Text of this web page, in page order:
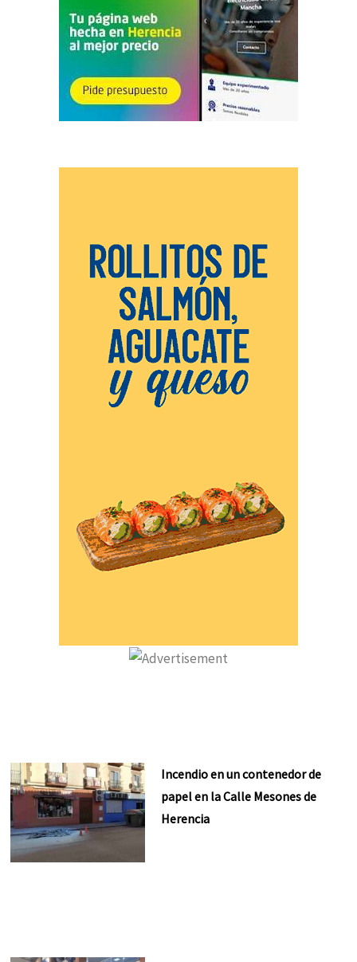
Incendio en un contenedor de
papel en la Calle Mesones de
Herencia